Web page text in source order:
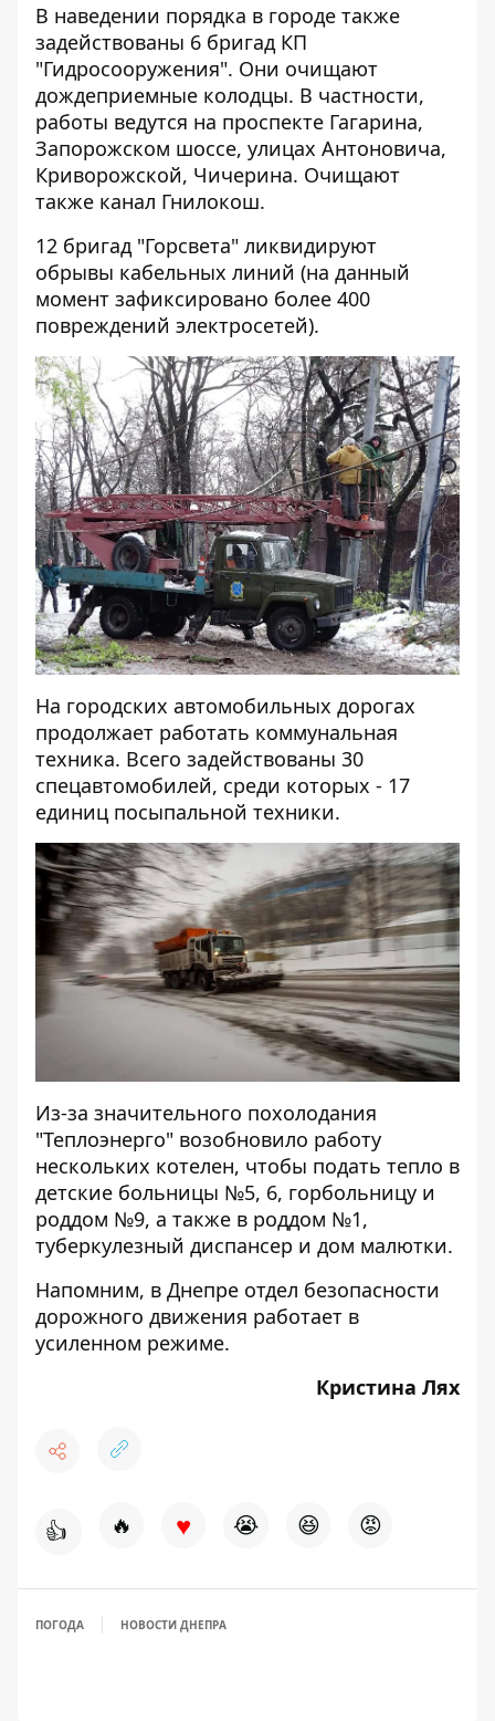
В наведении порядка в городе также
задействованы 6 бригад КП
"Гидросооружения". Они очищают
дождеприемные колодцы. В частности,
работы ведутся на проспекте Гагарина,
Запорожском шоссе, улицах Антоновича,
Криворожской, Чичерина. Очищают
также канал Гнилокош.
12 бригад "Горсвета" ликвидируют
обрывы кабельных линий (на данный
момент зафиксировано более 400
повреждений электросетей).
На городских автомобильных дорогах
продолжает работать коммунальная
техника. Всего задействованы 30
спецавтомобилей, среди которых - 17
единиц посыпальной техники.
Из-за значительного похолодания
"Теплоэнерго" возобновило работу
нескольких котелен, чтобы подать тепло в
детские больницы №5, 6, горбольницу и
роддом №9, а также в роддом №1,
туберкулезный диспансер и дом малютки.
Напомним, в Днепре отдел безопасности
дорожного движения работает в
усиленном режиме.
Кристина Лях
👍 🔥 ♥ 😭 😆 😡
ПОГОДА НОВОСТИ ДНЕПРА